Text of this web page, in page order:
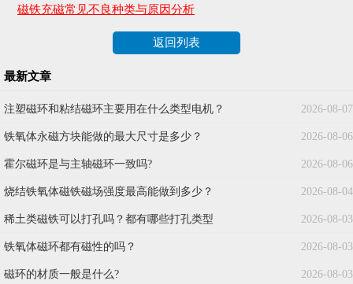
磁铁充磁常见不良种类与原因分析
返回列表
最新文章
2026-08-07
注塑磁环和粘结磁环主要用在什么类型电机？
2026-08-06
铁氧体永磁方块能做的最大尺寸是多少？
2026-08-06
霍尔磁环是与主轴磁环一致吗?
2026-08-04
烧结铁氧体磁铁磁场强度最高能做到多少？
2026-08-03
稀土类磁铁可以打孔吗？都有哪些打孔类型
2026-08-03
铁氧体磁环都有磁性的吗？
2026-08-03
磁环的材质一般是什么?